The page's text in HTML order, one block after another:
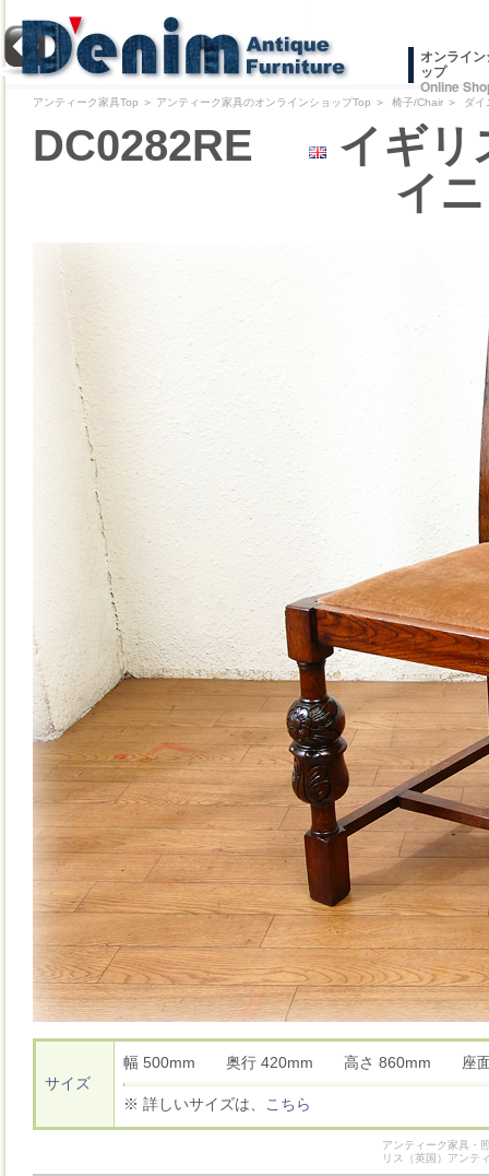
オンライ
ップ
Online
アンティーク家具Top ＞ アンティーク家具のオンラインショップTop ＞ 椅子/Chair ＞ ダイ
DC0282RE
イギ
イ
サイズ
幅 500mm 奥行 420mm 高さ 860mm 座
※ 詳しいサイズは、 こちら
アンティーク家具・
リス（英国）アンテ